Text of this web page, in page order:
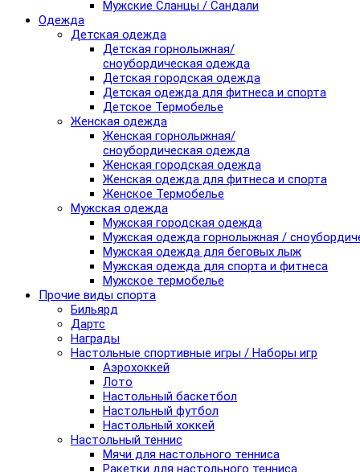
Мужские Сланцы / Сандали
Одежда
Детская одежда
Детская горнолыжная/
сноубордическая одежда
Детская городская одежда
Детская одежда для фитнеса и спорта
Детское Термобелье
Женская одежда
Женская горнолыжная/
сноубордическая одежда
Женская городская одежда
Женская одежда для фитнеса и спорта
Женское Термобелье
Мужская одежда
Мужская городская одежда
Мужская одежда горнолыжная /
Мужская одежда для беговых лыж
Мужская одежда для спорта и фитнеса
Мужское термобелье
Прочие виды спорта
Бильярд
Дартс
Награды
Настольные спортивные игры / Наборы игр
Аэрохоккей
Лото
Настольный баскетбол
Настольный футбол
Настольный хоккей
Настольный теннис
Мячи для настольного тенниса
Ракетки для настольного тенниса